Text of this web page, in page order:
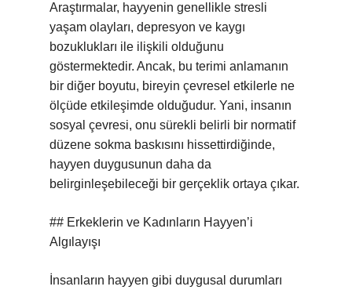
Araştırmalar, hayyenin genellikle stresli
yaşam olayları, depresyon ve kaygı
bozuklukları ile ilişkili olduğunu
göstermektedir. Ancak, bu terimi anlamanın
bir diğer boyutu, bireyin çevresel etkilerle ne
ölçüde etkileşimde olduğudur. Yani, insanın
sosyal çevresi, onu sürekli belirli bir normatif
düzene sokma baskısını hissettirdiğinde,
hayyen duygusunun daha da
belirginleşebileceği bir gerçeklik ortaya çıkar.
## Erkeklerin ve Kadınların Hayyen’i
Algılayışı
İnsanların hayyen gibi duygusal durumları